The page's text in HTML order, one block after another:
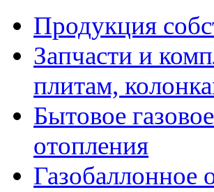
Продукция
Запчасти и
плитам,
Бытовое
отопления
Газобаллонное